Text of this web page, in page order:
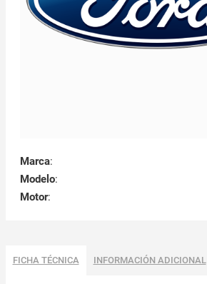
Marca:
Modelo:
Motor:
FICHA TÉCNICA INFORMACIÓN ADICIONAL